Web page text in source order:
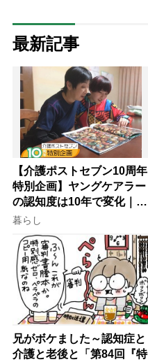
最新記事
【介護ポストセブン10周年
特別企画】ヤングケアラー
の認知度は10年で変化｜流
行語大賞にノミネート、法
律にも明記されたが果たし
て現在は？
暮らし
兄がボケました～認知症と
介護と老後と「第84回『特